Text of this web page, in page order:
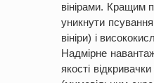
вінірами. Кращим
уникнути
вініри) і
Надмірне
якості